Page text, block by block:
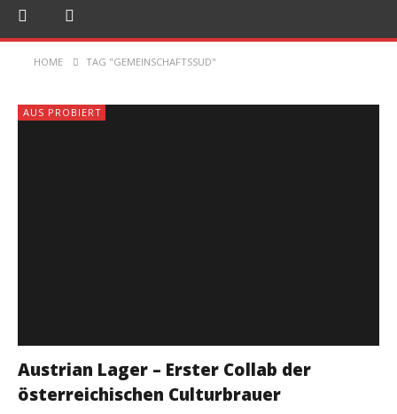
HOME TAG "GEMEINSCHAFTSSUD"
AUS PROBIERT
Austrian Lager – Erster Collab der
österreichischen Culturbrauer